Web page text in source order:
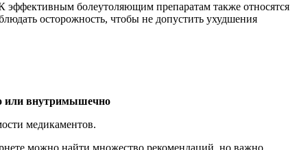
болеутоляющим препаратам также относятся
осторожность, чтобы не допустить ухудшения
или внутримышечно
медикаментов.